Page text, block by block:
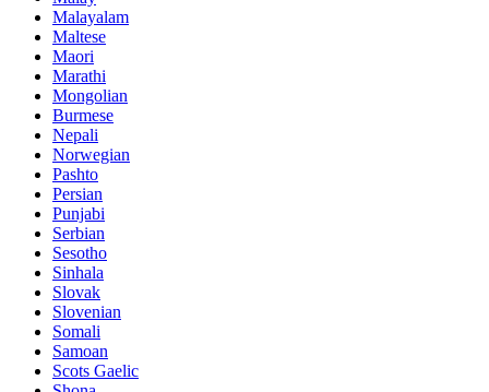
Malayalam
Maltese
Maori
Marathi
Mongolian
Burmese
Nepali
Norwegian
Pashto
Persian
Punjabi
Serbian
Sesotho
Sinhala
Slovak
Slovenian
Somali
Samoan
Scots Gaelic